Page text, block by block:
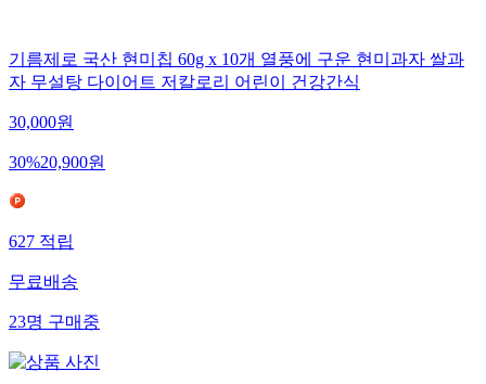
기름제로 국산 현미칩 60g x 10개 열풍에 구운 현미과자 쌀과
자 무설탕 다이어트 저칼로리 어린이 건강간식
30,000원
30%20,900원
627적립
무료배송
23명구매중